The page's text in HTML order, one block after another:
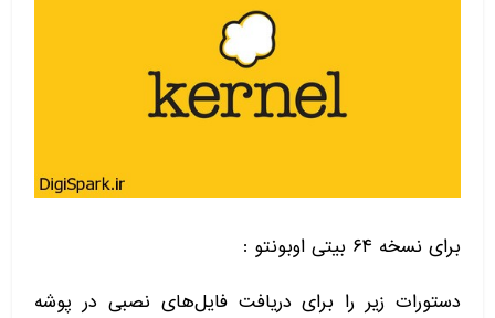
برای نسخه ۶۴ بیتی اوبونتو :
دستورات زیر را برای دریافت فایل‌های نصبی در پوشه